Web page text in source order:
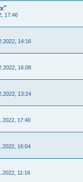
17:46
14:16
16:08
13:24
17:40
16:04
11:16